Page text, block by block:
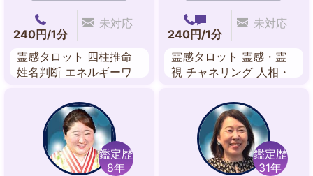
240円/1分
未対応
霊感タロット 四柱推命
姓名判断 エネルギーワ
240円/1分
未対応
霊感タロット 霊感・霊
視 チャネリング 人相・
鑑定歴
8年
鑑定歴
31年